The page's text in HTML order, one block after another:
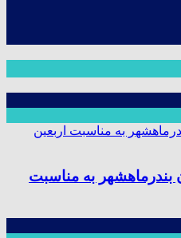
بندرماهشهر به مناسبت